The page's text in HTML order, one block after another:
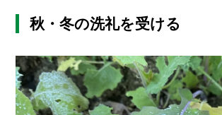
デ
ス
ペ
ー
ス
を
秋・冬の洗礼を受ける